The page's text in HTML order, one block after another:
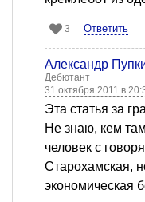
3 Ответить
Александр
Дебютант
31 октября 2011 в
Эта статья за
Не знаю, кем
человек с
Старохамская,
экономическая